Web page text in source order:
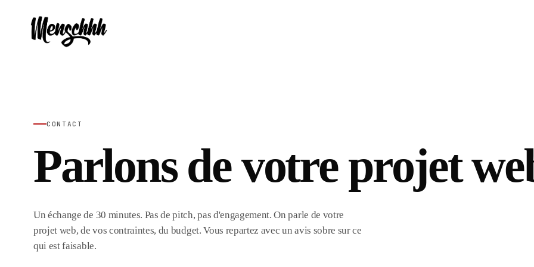
CONTACT
Parlons de votre projet
Un échange de 30 minutes. Pas de pitch, pas d'engagement. On parle de votre
projet web, de vos contraintes, du budget. Vous repartez avec un avis sobre sur ce
qui est faisable.